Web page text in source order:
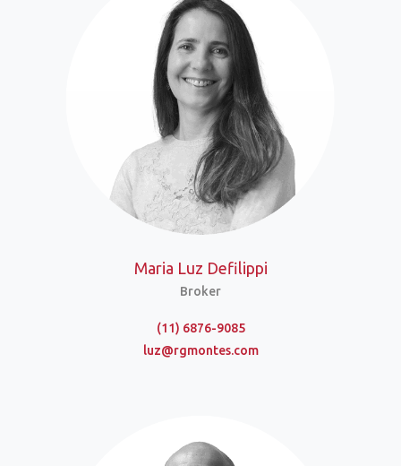
Maria Luz Defilippi
Broker
(11) 6876-9085
luz@rgmontes.com